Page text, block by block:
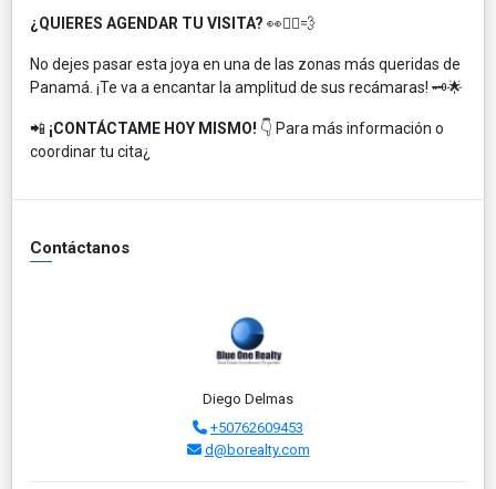
¿QUIERES AGENDAR TU VISITA? 👀🏃‍♂️💨
No dejes pasar esta joya en una de las zonas más queridas de
Panamá. ¡Te va a encantar la amplitud de sus recámaras! 🗝️🌟
📲 ¡CONTÁCTAME HOY MISMO! 👇 Para más información o
coordinar tu cita¿
Contáctanos
Diego Delmas
+50762609453
d@borealty.com